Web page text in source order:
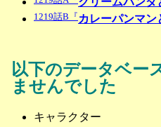
1219話B『 カレーパンマ
以下のデータベー
ませんでした
キャラクター